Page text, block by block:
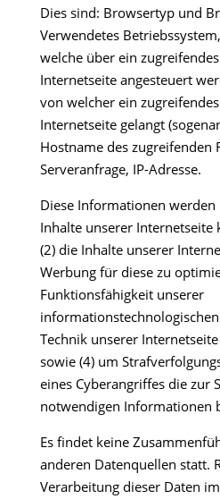
Dies sind: Browsertyp und
Verwendetes
welche über ein
Internetseite angesteuert
von welcher ein
Internetseite gelangt
Hostname des zugreifenden
Serveranfrage, IP-Adresse.
Diese Informationen
Inhalte unserer Internetseite
(2) die Inhalte unserer
Werbung für diese zu
Funktionsfähigkeit unserer
Technik unserer
sowie (4) um
eines Cyberangriffes die zur
notwendigen Informationen
Es findet keine
anderen Datenquellen statt.
Verarbeitung dieser Daten